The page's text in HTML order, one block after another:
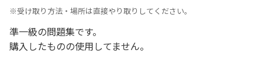
※受け取り方法・場所は直接やり取りしてください。
準一級の問題集です。
購入したものの使用してません。